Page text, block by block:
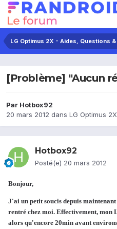
LG Optimus 2X - Aides, Questions
[Problème] "Aucun
Par Hotbox92
20 mars 2012 dans LG Optimus
Hotbox92
Posté(e) 20 mars 2012
Bonjour,
J'ai un petit soucis depuis maintenant
rentré chez moi. Effectivement, mon
alors qu'encore 20min avant